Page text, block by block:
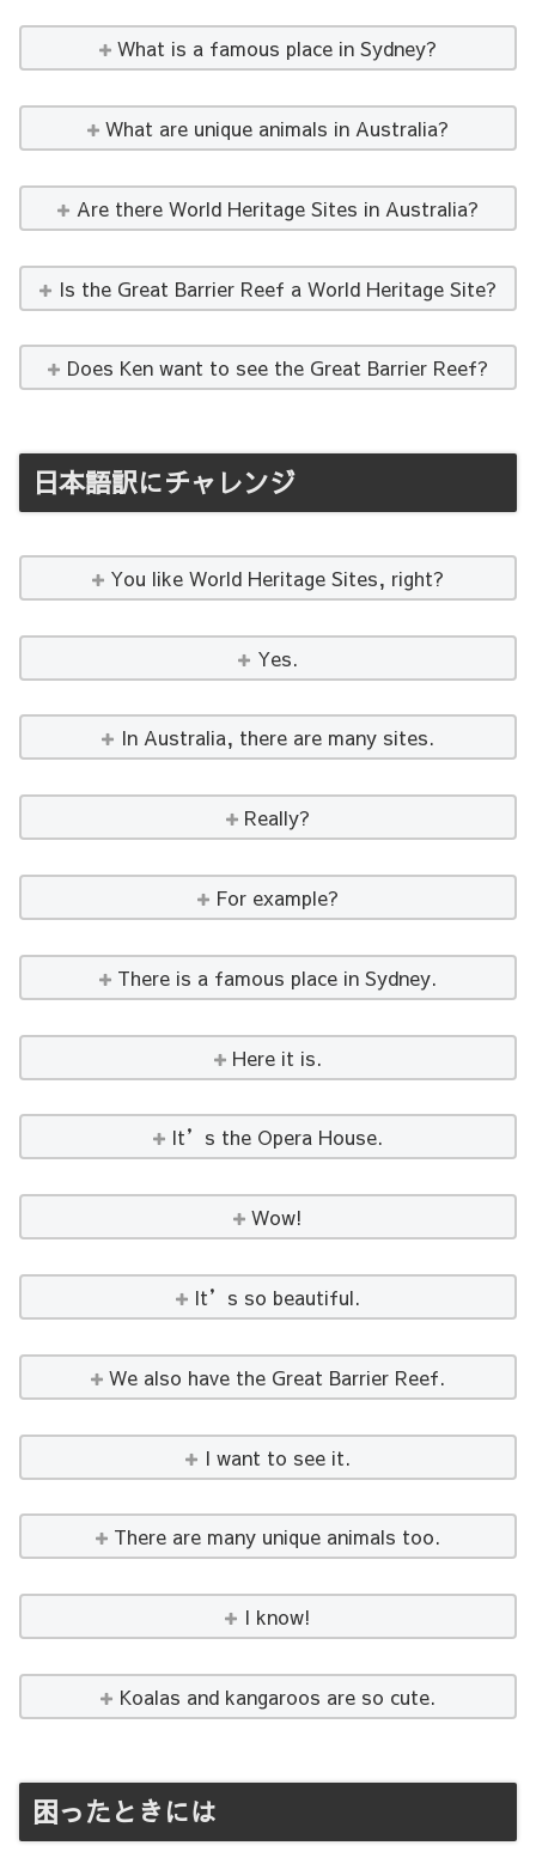
What is a famous place in Sydney?
What are unique animals in Australia?
Are there World Heritage Sites in Australia?
Is the Great Barrier Reef a World Heritage Site?
Does Ken want to see the Great Barrier Reef?
日本語訳にチャレンジ
You like World Heritage Sites, right?
Yes.
In Australia, there are many sites.
Really?
For example?
There is a famous place in Sydney.
Here it is.
It’s the Opera House.
Wow!
It’s so beautiful.
We also have the Great Barrier Reef.
I want to see it.
There are many unique animals too.
I know!
Koalas and kangaroos are so cute.
困ったときには